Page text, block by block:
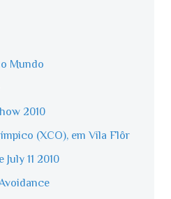
Mundo
2010
(XCO), em Vila Flôr
11 2010